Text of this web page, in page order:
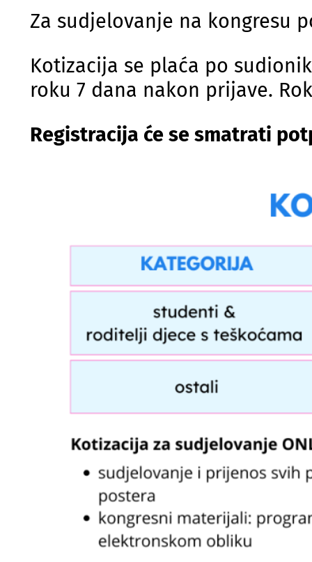
Za sudjelovanje na kongresu
Kotizacija se plaća po
roku 7 dana nakon prijave.
Registracija će se smatrati